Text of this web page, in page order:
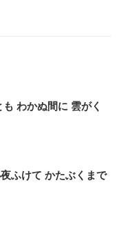
わかぬ間に 雲がく
ふけて かたぶくまで